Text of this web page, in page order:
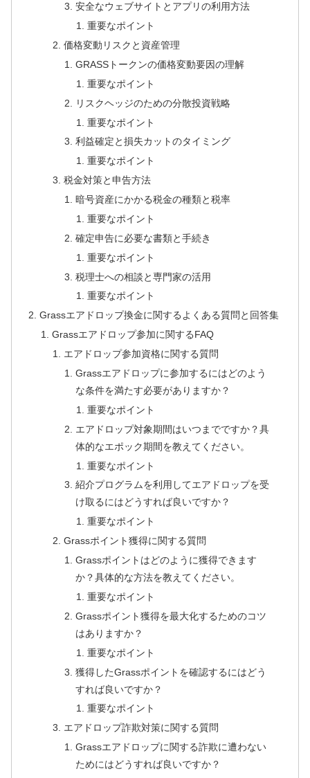
安全なウェブサイトとアプリの利用方法
重要なポイント
価格変動リスクと資産管理
GRASSトークンの価格変動要因の理解
重要なポイント
リスクヘッジのための分散投資戦略
重要なポイント
利益確定と損失カットのタイミング
重要なポイント
税金対策と申告方法
暗号資産にかかる税金の種類と税率
重要なポイント
確定申告に必要な書類と手続き
重要なポイント
税理士への相談と専門家の活用
重要なポイント
Grassエアドロップ換金に関するよくある質問と回答集
Grassエアドロップ参加に関するFAQ
エアドロップ参加資格に関する質問
Grassエアドロップに参加するにはどのよう
な条件を満たす必要がありますか？
重要なポイント
エアドロップ対象期間はいつまでですか？具
体的なエポック期間を教えてください。
重要なポイント
紹介プログラムを利用してエアドロップを受
け取るにはどうすれば良いですか？
重要なポイント
Grassポイント獲得に関する質問
Grassポイントはどのように獲得できます
か？具体的な方法を教えてください。
重要なポイント
Grassポイント獲得を最大化するためのコツ
はありますか？
重要なポイント
獲得したGrassポイントを確認するにはどう
すれば良いですか？
重要なポイント
エアドロップ詐欺対策に関する質問
Grassエアドロップに関する詐欺に遭わない
ためにはどうすれば良いですか？